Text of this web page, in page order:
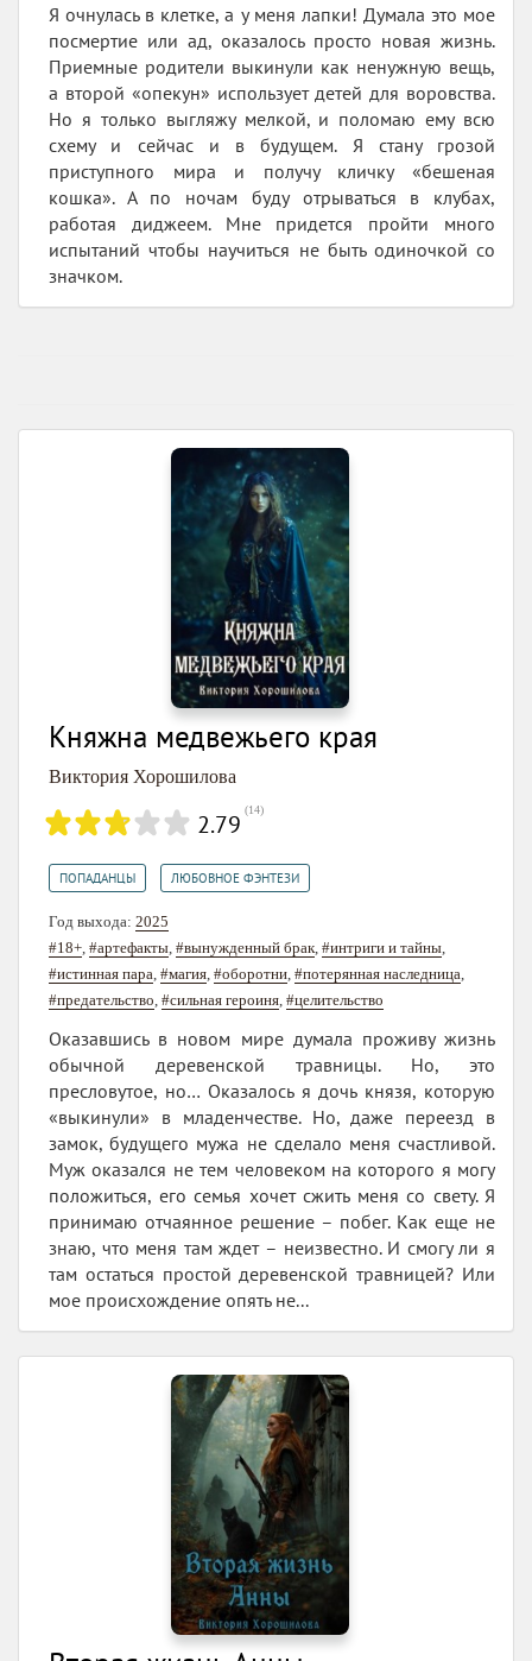
Я очнулась в клетке, а у меня лапки! Думала это мое
посмертие или ад, оказалось просто новая жизнь.
Приемные родители выкинули как ненужную вещь,
а второй «опекун» использует детей для воровства.
Но я только выгляжу мелкой, и поломаю ему всю
схему и сейчас и в будущем. Я стану грозой
приступного мира и получу кличку «бешеная
кошка». А по ночам буду отрываться в клубах,
работая диджеем. Мне придется пройти много
испытаний чтобы научиться не быть одиночкой со
значком.
Княжна медвежьего края
Виктория Хорошилова
2.79 (14)
ПОПАДАНЦЫ ЛЮБОВНОЕ ФЭНТЕЗИ
Год выхода: 2025
#18+ #артефакты #вынужденный брак #интриги и тайны
#истинная пара #магия #оборотни #потерянная наследница
#предательство #сильная героиня #целительство
Оказавшись в новом мире думала проживу жизнь
обычной деревенской травницы. Но, это
пресловутое, но… Оказалось я дочь князя, которую
«выкинули» в младенчестве. Но, даже переезд в
замок, будущего мужа не сделало меня счастливой.
Муж оказался не тем человеком на которого я могу
положиться, его семья хочет сжить меня со свету. Я
принимаю отчаянное решение – побег. Как еще не
знаю, что меня там ждет – неизвестно. И смогу ли я
там остаться простой деревенской травницей? Или
мое происхождение опять не...